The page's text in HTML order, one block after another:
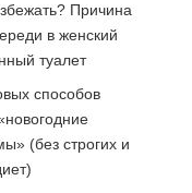
Причина
в женский
туалет
способов
(без строгих и